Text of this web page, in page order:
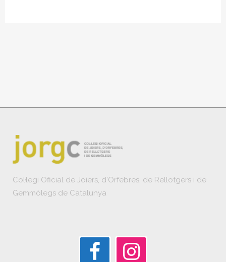
Col·legi Oficial de Joiers, d'Orfebres, de Rellotgers i de
Gemmòlegs de Catalunya